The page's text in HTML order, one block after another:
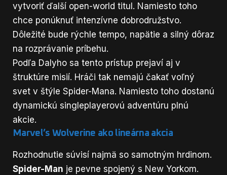
vytvoriť ďalší open-world titul. Namiesto toho
chce ponúknuť intenzívne dobrodružstvo.
Dôležité bude rýchle tempo, napätie a silný dôraz
na rozprávanie príbehu.
Podľa Dalyho sa tento prístup prejaví aj v
štruktúre misií. Hráči tak nemajú čakať voľný
svet v štýle Spider-Mana. Namiesto toho dostanú
dynamickú singleplayerovú adventúru plnú
akcie.
Marvel’s Wolverine ako lineárna akcia
Rozhodnutie súvisí najmä so samotným hrdinom.
Spider-Man je pevne spojený s New Yorkom.